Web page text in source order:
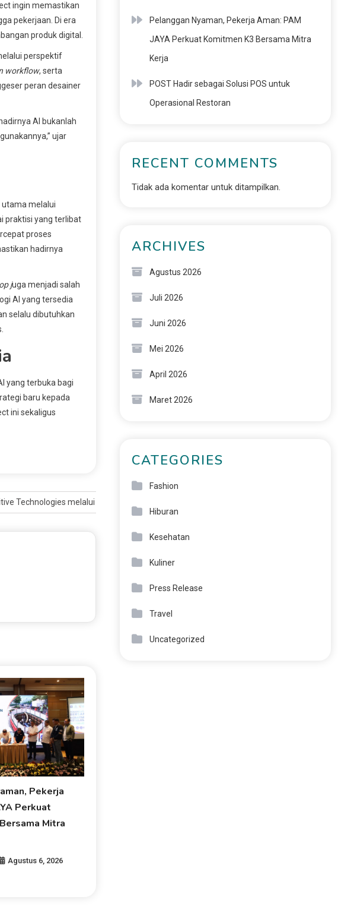
ingin memastikan
pekerjaan. Di era
produk digital.
perspektif
workflow, serta
peran desainer
AI bukanlah
ujar
utama melalui
praktisi yang terlibat
proses
hadirnya
juga menjadi salah
AI yang tersedia
selalu dibutuhkan
yang terbuka bagi
baru kepada
ini sekaligus
Technologies melalui Kunjungan ke Moskow dan KazanForum
Pekerja
Perkuat
Mitra
Agustus 6, 2026
Pelanggan Nyaman, Pekerja Aman: PAM
JAYA Perkuat Komitmen K3 Bersama Mitra
Kerja
POST Hadir sebagai Solusi POS untuk
Operasional Restoran
RECENT COMMENTS
Tidak ada komentar untuk ditampilkan.
ARCHIVES
Agustus 2026
Juli 2026
Juni 2026
Mei 2026
April 2026
Maret 2026
CATEGORIES
Fashion
Hiburan
Kesehatan
Kuliner
Press Release
Travel
Uncategorized